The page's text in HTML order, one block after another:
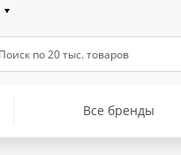
Все бренды